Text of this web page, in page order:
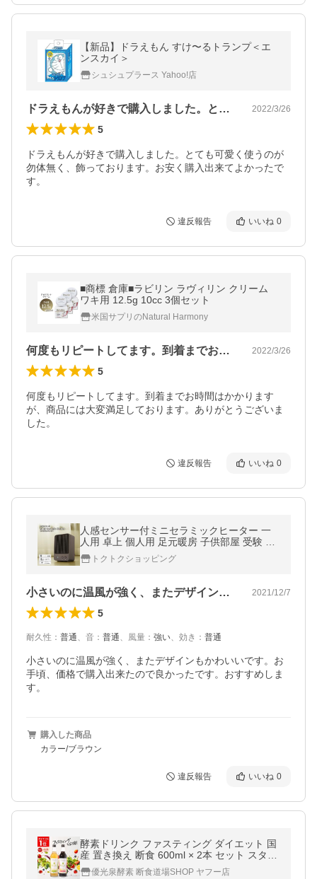
【新品】ドラえもん すけ〜るトランプ＜エ
ンスカイ＞
シュシュプラース Yahoo!店
ドラえもんが好きで購入しました。とても… 2022/3/26
5
ドラえもんが好きで購入しました。とても可愛く使うのが
勿体無く、飾っております。お安く購入出来てよかったで
す。
違反報告 いいね 0
■商標 倉庫■ラビリン ラヴィリン クリーム
ワキ用 12.5g 10cc 3個セット
米国サプリのNatural Harmony
何度もリピートしてます。到着までお時間… 2022/3/26
5
何度もリピートしてます。到着までお時間はかかります
が、商品には大変満足しております。ありがとうございま
した。
違反報告 いいね 0
人感センサー付ミニセラミックヒーター 一
人用 卓上 個人用 足元暖房 子供部屋 受験 勉
強机 キッチン トイレ 脱衣所 暖房 【暖】 送
料無料/CHT-1732
トクトクショッピング
小さいのに温風が強く、またデザインもか… 2021/12/7
5
耐久性 ： 普通、 音 ： 普通、 風量 ： 強い、 効き ： 普通
小さいのに温風が強く、またデザインもかわいいです。お
手頃、価格で購入出来たので良かったです。おすすめしま
す。
購入した商品
カラー/ブラウン
違反報告 いいね 0
酵素ドリンク ファスティング ダイエット 国
産 置き換え 断食 600ml × 2本 セット スタン
ダード 梅 優光泉
優光泉酵素 断食道場SHOP ヤフー店